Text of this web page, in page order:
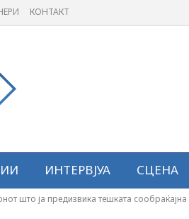
КОНТАКТ
ИНТЕРВЈУА СЦЕНА
што ја предизвика тешката